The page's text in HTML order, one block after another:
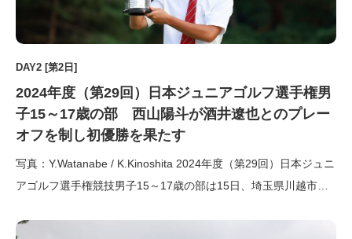
DAY2 [第2日]
2024年度（第29回）日本ジュニアゴルフ選手権男
子15～17歳の部 西山陽斗が酒井遼也とのプレー
オフを制し初優勝を果たす
写真：Y.Watanabe / K.Kinoshita 2024年度（第29回）日本ジュニ
アゴルフ選手権競技男子15～17歳の部は15日、埼玉県川越市の
て、128名の選手が出場して行われているが、関東に接近する台